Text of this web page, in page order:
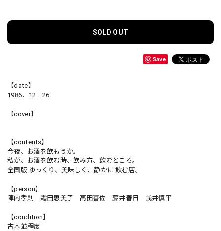
SOLD OUT
Save
【date】
1986．12．26
【cover】
【contents】
今夜、お酒を飲もうか。
私が、お酒を飲む時、飲み方、飲むところ。
全国版 ゆっくり、美味しく、静かに 飲む店。
【person】
陣内孝則 霜田恵美子 高田喜佐 藤井春日 浅井慎平
【condition】
古本並程度